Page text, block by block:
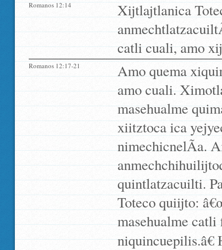
Romanos 12:14
Xijtlajtlanica
catli cuali, amo
Romanos 12:17-21
Amo quema
amo cuali.
masehualme
xiitztoca ica
nimechicnelÃ­a.
quintlatzacuilti.
Toteco quiijto:
masehualme